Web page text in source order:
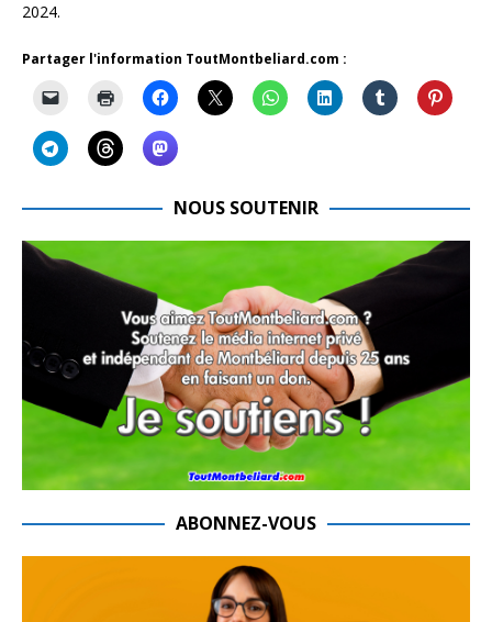
2024.
Partager l'information ToutMontbeliard.com :
NOUS SOUTENIR
ABONNEZ-VOUS